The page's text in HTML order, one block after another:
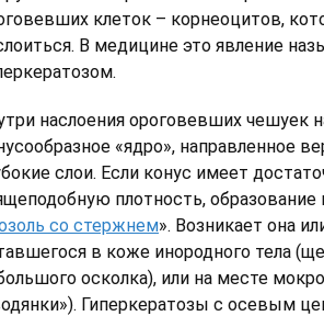
клеток – корнеоцитов,
В медицине это явление
наслоения ороговевших чешуек
«ядро», направленное
слои. Если конус имеет
плотность, образование
со стержнем». Возникает она
в коже инородного тела
осколка), или на месте
Гиперкератозы с осевым